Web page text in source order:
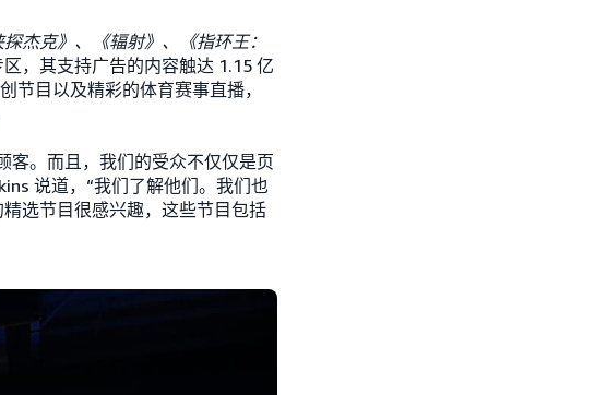
杰克》、《辐射》、《指环王：
，其支持广告的内容触达 1.15 亿
节目以及精彩的体育赛事直播，
客。而且，我们的受众不仅仅是页
说道，“我们了解他们。我们也
选节目很感兴趣，这些节目包括